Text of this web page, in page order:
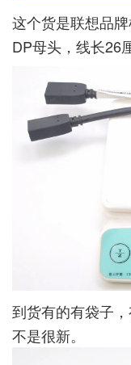
这个货是联想品
DP母头，线长26
到货有的有袋子
不是很新。